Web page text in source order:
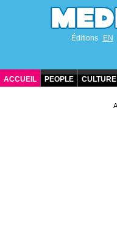
Éditions EN
ACCUEIL PEOPLE CULTURE